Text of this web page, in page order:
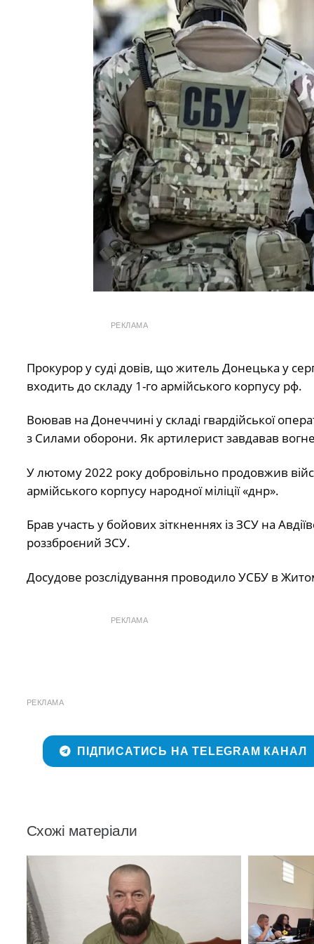
РЕКЛАМА
Прокурор у суді довів, що житель Донецька у
входить до складу 1-го армійського корпусу рф.
Воював на Донеччині у складі гвардійської
з Силами оборони. Як артилерист завдавав
У лютому 2022 року добровільно продовжив
армійського корпусу народної міліції «днр».
Брав участь у бойових зіткненнях із ЗСУ на
роззброєний ЗСУ.
Досудове розслідування проводило УСБУ в
РЕКЛАМА
РЕКЛАМА
ПІДПИСАТИСЬ НА TELEGRAM КАНАЛ
Схожі матеріали